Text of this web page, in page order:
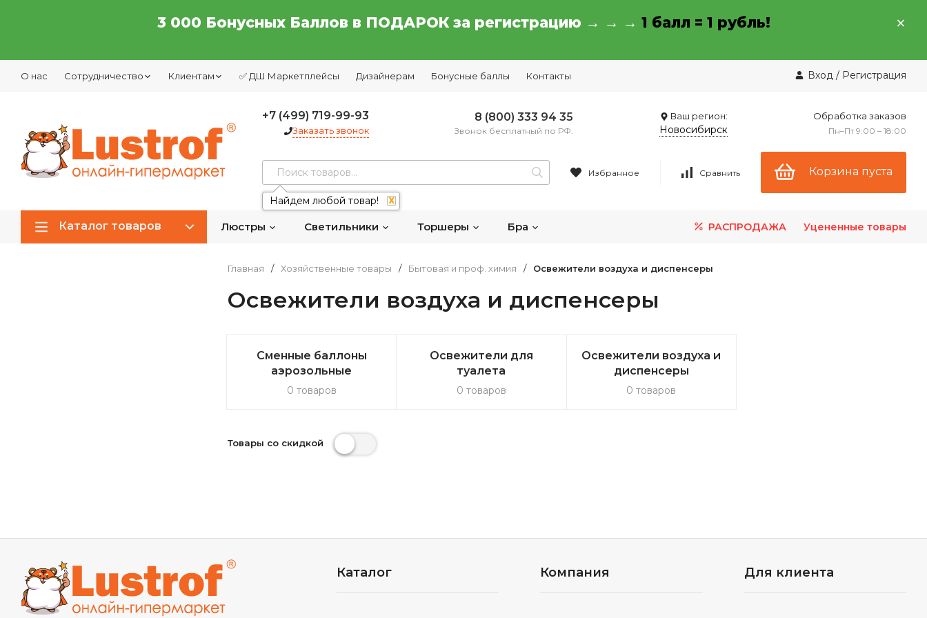
3 000 Бонусных Баллов в ПОДАРОК за регистрацию → → → 1 балл = 1 рубль!
О нас Сотрудничество Клиентам ✅ ДШ Маркетплейсы Дизайнерам Бонусные баллы Контакты Вход / Регистрация
+7 (499) 719-99-93
Заказать звонок
8 (800) 333 94 35
Звонок бесплатный по РФ.
Ваш регион:
Новосибирск
Обработка заказов
Пн–Пт 9:00 – 18:00
Найдем любой товар! X
Избранное Сравнить Корзина пуста
Каталог товаров Люстры Светильники Торшеры Бра РАСПРОДАЖА Уцененные товары
Главная / Хозяйственные товары / Бытовая и проф. химия / Освежители воздуха и диспенсеры
Освежители воздуха и диспенсеры
Сменные баллоны
аэрозольные
0 товаров
Освежители для
туалета
0 товаров
Освежители воздуха и
диспенсеры
0 товаров
Товары со скидкой
Каталог Компания Для клиента